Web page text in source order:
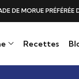
LES CŒURS ET
Recettes